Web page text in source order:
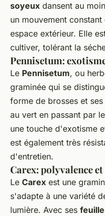
soyeux dansent au
un mouvement
espace extérieur. Elle
cultiver, tolérant la
Pennisetum:
Le Pennisetum, ou
graminée qui se
forme de brosses et
au vert en passant par
une touche d'exotisme
est également très
d'entretien.
Carex: polyvalence
Le Carex est une
s'adapte à une variété
lumière. Avec ses